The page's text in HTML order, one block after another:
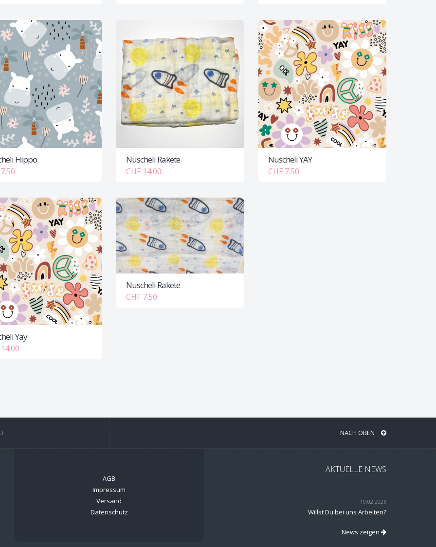
Hippo Nuscheli Rakete
CHF 14.00
Nuscheli YAY
CHF 7.50
Yay
Nuscheli Rakete
CHF 7.50
NACH OBEN
AGB
Impressum
Versand
Datenschutz
AKTUELLE NEWS
19.02.2026
Willst Du bei uns Arbeiten?
News zeigen